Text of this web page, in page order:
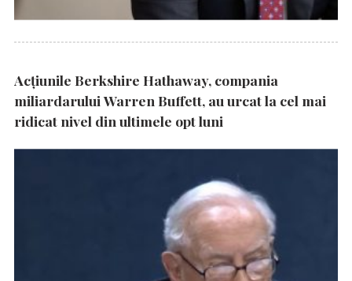
Acțiunile Berkshire Hathaway, compania
miliardarului Warren Buffett, au urcat la cel mai
ridicat nivel din ultimele opt luni